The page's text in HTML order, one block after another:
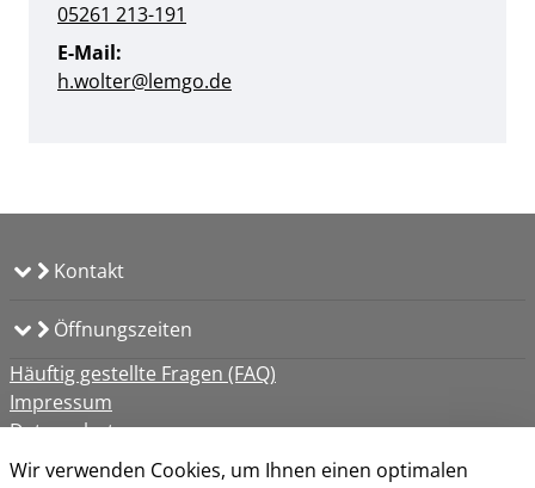
05261 213-191
E-Mail:
h.wolter@​lemgo.de
Kontakt
Öffnungszeiten
Häuftig gestellte Fragen (FAQ)
Impressum
Datenschutz
Kontakt
Wir verwenden Cookies, um Ihnen einen optimalen